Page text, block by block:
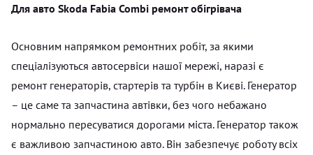
Для авто Skoda Fabia Combi ремонт обігрівача
Основним напрямком ремонтних робіт, за якими
спеціалізуються автосервіси нашої мережі, наразі є
ремонт генераторів, стартерів та турбін в Києві. Генератор
– це саме та запчастина автівки, без чого небажано
нормально пересуватися дорогами міста. Генератор також
є важливою запчастиною авто. Він забезпечує роботу всіх